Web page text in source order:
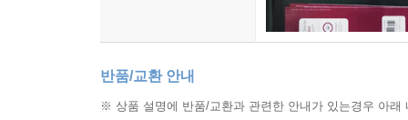
반품/교환 안내
※ 상품 설명에 반품/교환과 관련한 안내가 있는경우 아